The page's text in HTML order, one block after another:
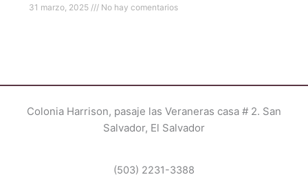
31 marzo, 2025
No hay comentarios
Colonia Harrison, pasaje las Veraneras casa # 2. San
Salvador, El Salvador
(503) 2231-3388